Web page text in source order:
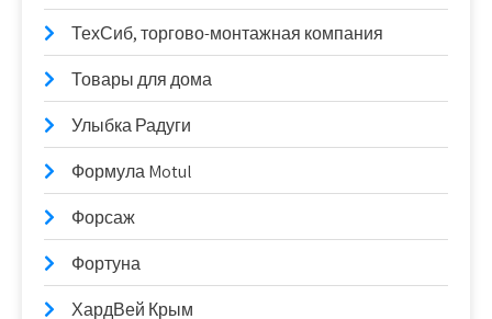
ТехСиб, торгово-монтажная компания
Товары для дома
Улыбка Радуги
Формула Motul
Форсаж
Фортуна
ХардВей Крым